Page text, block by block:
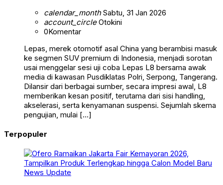
calendar_monthSabtu, 31 Jan 2026
account_circleOtokini
0Komentar
Lepas, merek otomotif asal China yang berambisi masuk
ke segmen SUV premium di Indonesia, menjadi sorotan
usai menggelar sesi uji coba Lepas L8 bersama awak
media di kawasan Pusdiklatas Polri, Serpong, Tangerang.
Dilansir dari berbagai sumber, secara impresi awal, L8
memberikan kesan positif, terutama dari sisi handling,
akselerasi, serta kenyamanan suspensi. Sejumlah skema
pengujian, mulai […]
Terpopuler
News Update